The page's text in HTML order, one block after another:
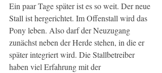
Ein paar Tage später ist es so weit. Der neue
Stall ist hergerichtet. Im Offenstall wird das
Pony leben. Also darf der Neuzugang
zunächst neben der Herde stehen, in die er
später integriert wird. Die Stallbetreiber
haben viel Erfahrung mit der